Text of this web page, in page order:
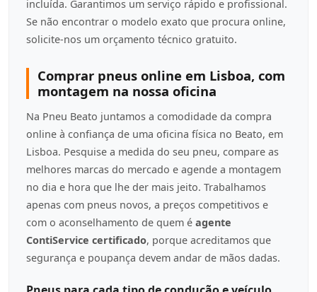
incluída. Garantimos um serviço rápido e profissional.
Se não encontrar o modelo exato que procura online,
solicite-nos um orçamento técnico gratuito.
Comprar pneus online em Lisboa, com
montagem na nossa oficina
Na Pneu Beato juntamos a comodidade da compra
online à confiança de uma oficina física no Beato, em
Lisboa. Pesquise a medida do seu pneu, compare as
melhores marcas do mercado e agende a montagem
no dia e hora que lhe der mais jeito. Trabalhamos
apenas com pneus novos, a preços competitivos e
com o aconselhamento de quem é agente
ContiService certificado, porque acreditamos que
segurança e poupança devem andar de mãos dadas.